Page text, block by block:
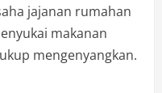
jajanan rumahan
makanan
mengenyangkan.